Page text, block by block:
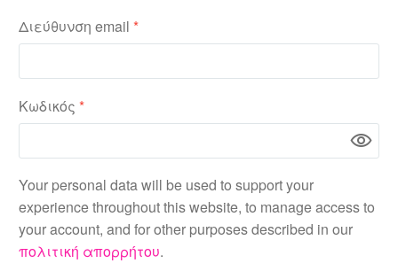
Διεύθυνση email *Απαιτείται
Κωδικός *Απαιτείται
Your personal data will be used to support your
experience throughout this website, to manage access to
your account, and for other purposes described in our
πολιτική απορρήτου.